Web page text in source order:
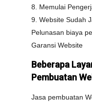
8. Memulai
9. Website Sudah
Pelunasan biaya
Garansi Website
Beberapa
Pembuatan
Jasa pembuatan